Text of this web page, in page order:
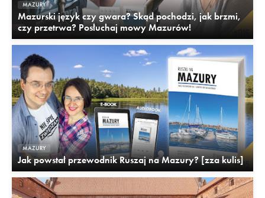
MAZURY
Mazurski język czy gwara? Skąd pochodzi, jak brzmi,
czy przetrwa? Posłuchaj mowy Mazurów!
MAZURY
Jak powstał przewodnik Ruszaj na Mazury? [zza kulis]